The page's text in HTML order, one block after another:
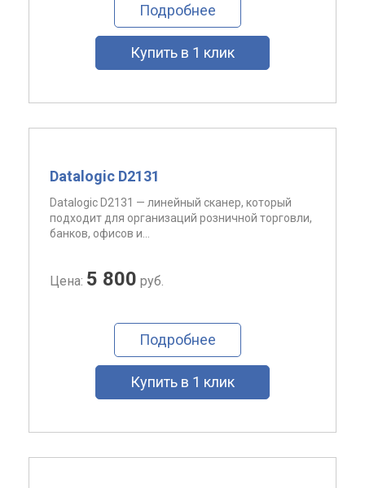
Подробнее
Купить в 1 клик
Datalogic D2131
Datalogic D2131 — линейный сканер, который
подходит для организаций розничной торговли,
банков, офисов и...
Цена: 5 800 руб.
Подробнее
Купить в 1 клик